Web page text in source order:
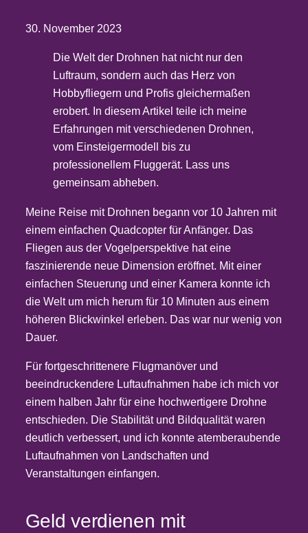
30. November 2023
Die Welt der Drohnen hat nicht nur den
Luftraum, sondern auch das Herz von
Hobbyfliegern und Profis gleichermaßen
erobert. In diesem Artikel teile ich meine
Erfahrungen mit verschiedenen Drohnen,
vom Einsteigermodell bis zu
professionellem Fluggerät. Lass uns
gemeinsam abheben.
Meine Reise mit Drohnen begann vor 10 Jahren mit
einem einfachen Quadcopter für Anfänger. Das
Fliegen aus der Vogelperspektive hat eine
faszinierende neue Dimension eröffnet. Mit einer
einfachen Steuerung und einer Kamera konnte ich
die Welt um mich herum für 10 Minuten aus einem
höheren Blickwinkel erleben. Das war nur wenig von
Dauer.
Für fortgeschrittenere Flugmanöver und
beeindruckendere Luftaufnahmen habe ich mich vor
einem halben Jahr für eine hochwertigere Drohne
entschieden. Die Stabilität und Bildqualität waren
deutlich verbessert, und ich konnte atemberaubende
Luftaufnahmen von Landschaften und
Veranstaltungen einfangen.
Geld verdienen mit